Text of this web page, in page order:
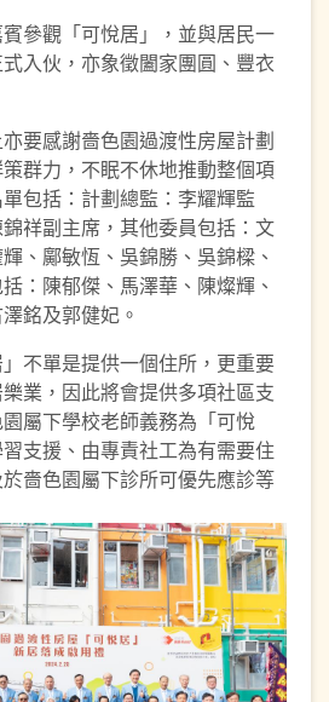
參觀「可悅居」，並與居民一
入伙，亦象徵闔家團圓、豐衣
要感謝嗇色園過渡性房屋計劃
群力，不眠不休地推動整個項
包括：計劃總監：李耀輝監
祥副主席，其他委員包括：文
、鄺敏恆、吳錦勝、吳錦樑、
：陳郁傑、馬澤華、陳燦輝、
銘及郭健妃。
不單是提供一個住所，更重要
業，因此將會提供多項社區支
屬下學校老師義務為「可悅
支援、由專責社工為有需要住
嗇色園屬下診所可優先應診等